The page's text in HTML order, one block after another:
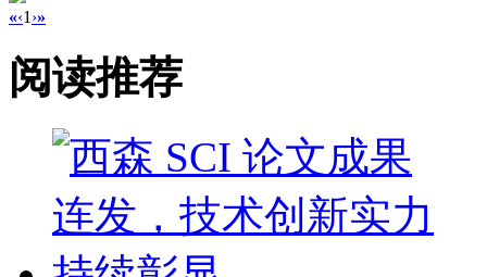
«‹1›»
阅读推荐